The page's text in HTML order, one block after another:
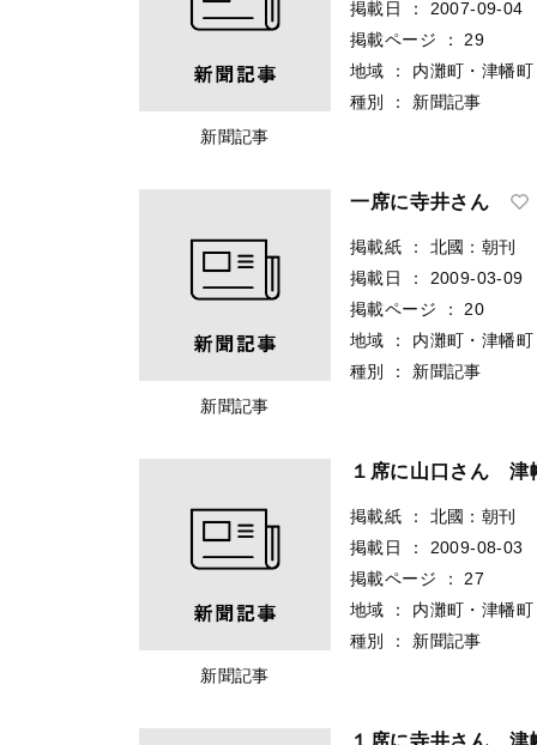
新聞記事
掲載日
：
2007-09-04
掲載ページ
：
29
地域
：
内灘町・津幡町
種別
： 新聞記事
新聞記事
一席に寺井さん
掲載紙 ：
北國：朝刊
掲載日
：
2009-03-09
掲載ページ
：
20
地域
：
内灘町・津幡町
種別
： 新聞記事
新聞記事
１席に山口さん 津
掲載紙 ：
北國：朝刊
掲載日
：
2009-08-03
掲載ページ
：
27
地域
：
内灘町・津幡町
種別
： 新聞記事
１席に寺井さん 津